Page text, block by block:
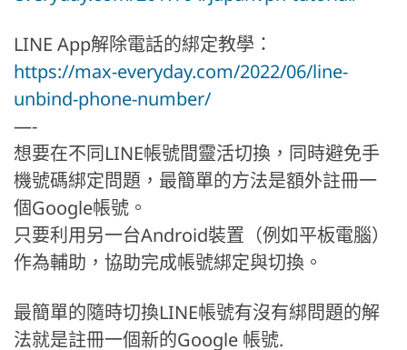
LINE App解除電話的綁定教學：
https://max-everyday.com/2022/06/line-
unbind-phone-number/
—-
想要在不同LINE帳號間靈活切換，同時避免手
機號碼綁定問題，最簡單的方法是額外註冊一
個Google帳號。
只要利用另一台Android裝置（例如平板電腦）
作為輔助，協助完成帳號綁定與切換。
最簡單的隨時切換LINE帳號有沒有綁問題的解
法就是註冊一個新的Google 帳號.